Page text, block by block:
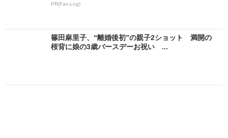
PR(Fav-Log)
篠田麻里子、“離婚後初”の親子2ショット 満開の
桜背に娘の3歳バースデーお祝い ...